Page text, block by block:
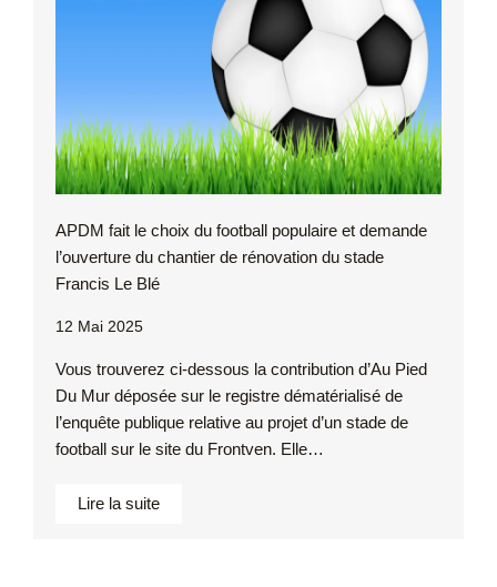
APDM fait le choix du football populaire et demande
l’ouverture du chantier de rénovation du stade
Francis Le Blé
12 Mai 2025
Vous trouverez ci-dessous la contribution d’Au Pied
Du Mur déposée sur le registre dématérialisé de
l’enquête publique relative au projet d’un stade de
football sur le site du Frontven. Elle…
Lire la suite